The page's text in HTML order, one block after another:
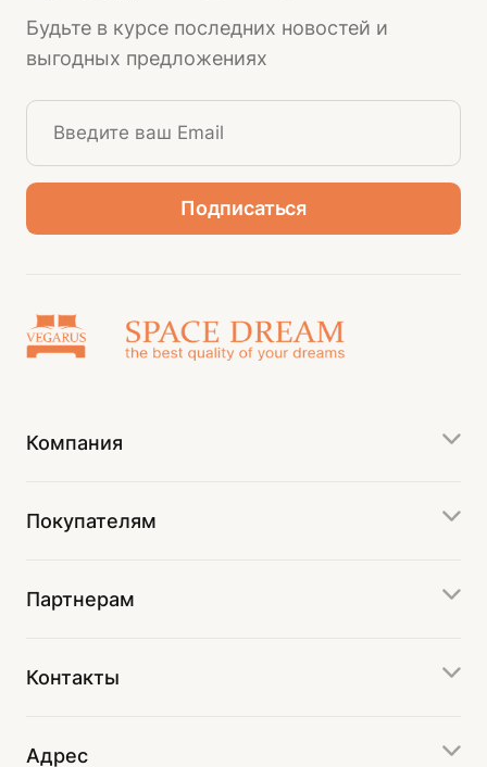
Будьте в курсе последних новостей и
выгодных предложениях
Компания
Покупателям
Партнерам
Контакты
Адрес